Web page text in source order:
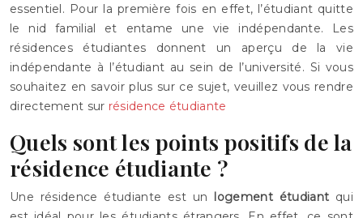
essentiel. Pour la première fois en effet, l’étudiant quitte
le nid familial et entame une vie indépendante. Les
résidences étudiantes donnent un aperçu de la vie
indépendante à l’étudiant au sein de l’université. Si vous
souhaitez en savoir plus sur ce sujet, veuillez vous rendre
directement sur résidence étudiante
Quels sont les points positifs de la
résidence étudiante ?
Une résidence étudiante est un logement étudiant qui